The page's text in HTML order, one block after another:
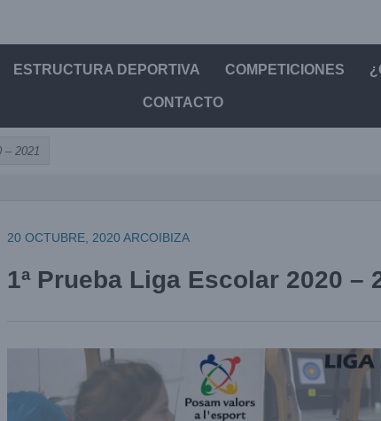
ESTRUCTURA DEPORTIVA COMPETICIONES
CONTACTO
– 2021
20 OCTUBRE, 2020 ARCOIBIZA
1ª Prueba Liga Escolar 2020 –